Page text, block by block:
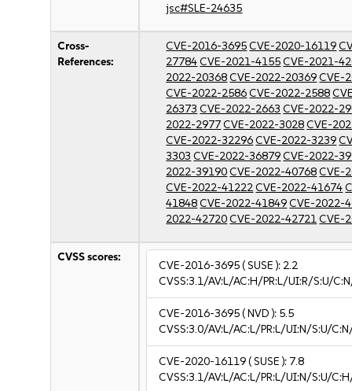
jsc#SLE-24635
Cross-
References:
CVE-2016-3695CVE-2020-16119
27784CVE-2021-4155CVE-2021-
2022-20368CVE-2022-20369CVE-
CVE-2022-2586CVE-2022-2588
26373 CVE-2022-2663 CVE-2022-
2022-2977CVE-2022-3028CVE-
CVE-2022-32296CVE-2022-3239
3303 CVE-2022-36879CVE-2022-
2022-39190CVE-2022-40768CVE-
CVE-2022-41222CVE-2022-41674
41848CVE-2022-41849CVE-2022-
2022-42720CVE-2022-42721CVE-
CVSS scores:
CVE-2016-3695( SUSE ): 2.2
CVSS:3.1/AV:L/AC:H/PR:L/UI:R/S:U/
CVE-2016-3695( NVD ): 5.5
CVSS:3.0/AV:L/AC:L/PR:L/UI:N/S:U/
CVE-2020-16119( SUSE ): 7.8
CVSS:3.1/AV:L/AC:L/PR:L/UI:N/S:U/